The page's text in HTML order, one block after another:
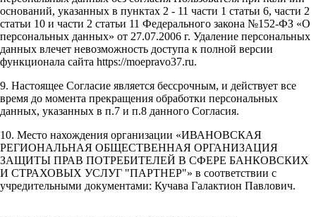
оснований, указанных в пунктах 2 - 11 части 1 статьи 6, части 2
статьи 10 и части 2 статьи 11 Федерального закона №152-ФЗ «О
персональных данных» от 27.07.2006 г. Удаление персональных
данных влечет невозможность доступа к полной версии
функционала сайта https://moepravo37.ru.
9. Настоящее Согласие является бессрочным, и действует все
время до момента прекращения обработки персональных
данных, указанных в п.7 и п.8 данного Согласия.
10. Место нахождения организации «ИВАНОВСКАЯ
РЕГИОНАЛЬНАЯ ОБЩЕСТВЕННАЯ ОРГАНИЗАЦИЯ
ЗАЩИТЫ ПРАВ ПОТРЕБИТЕЛЕЙ В СФЕРЕ БАНКОВСКИХ
И СТРАХОВЫХ УСЛУГ "ПАРТНЕР"» в соответствии с
учредительными документами: Кучава Галактион Павлович.